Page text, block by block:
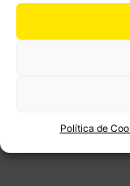
Política de
dos Andrade” e
e bastante